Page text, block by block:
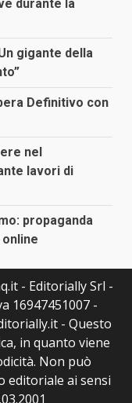
durante la
gigante della
Definitivo con
nel
lavori di
propaganda
- Editorially Srl -
16947451007 -
- Questo
in quanto viene
Non può
editoriale ai sensi